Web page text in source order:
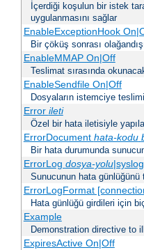
İçerdiği koşulun bir istek
uygulanmasını sağlar
EnableExceptionHook
Bir çöküş sonrası
EnableMMAP On|Off
Teslimat sırasında
EnableSendfile On|Off
Dosyaların istemciye
Error ileti
Özel bir hata iletisiyle
ErrorDocument hata-kodu
Bir hata durumunda
ErrorLog dosya-yolu
Sunucunun hata günlüğünü
ErrorLogFormat
Hata günlüğü girdileri için
Example
Demonstration directive to
ExpiresActive On|Off